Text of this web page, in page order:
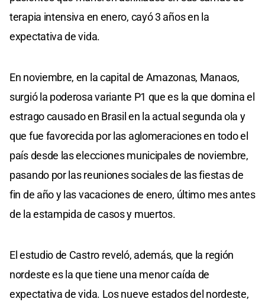
terapia intensiva en enero, cayó 3 años en la
expectativa de vida.
En noviembre, en la capital de Amazonas, Manaos,
surgió la poderosa variante P1 que es la que domina el
estrago causado en Brasil en la actual segunda ola y
que fue favorecida por las aglomeraciones en todo el
país desde las elecciones municipales de noviembre,
pasando por las reuniones sociales de las fiestas de
fin de año y las vacaciones de enero, último mes antes
de la estampida de casos y muertos.
El estudio de Castro reveló, además, que la región
nordeste es la que tiene una menor caída de
expectativa de vida. Los nueve estados del nordeste,